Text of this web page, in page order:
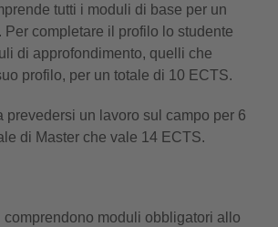
tutti i moduli di base per un
completare il profilo lo studente
di approfondimento, quelli che
profilo, per un totale di 10 ECTS.
prevedersi un lavoro sul campo per 6
di Master che vale 14 ECTS.
comprendono moduli obbligatori allo